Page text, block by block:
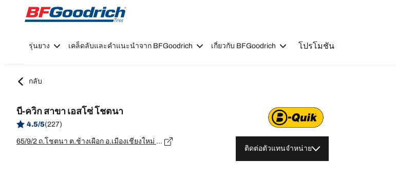
Go to page content
Go to page navigation
รุ่นยาง เคล็ดลับและคำแนะนำจาก BFGoodrich เกี่ยวกับ BFGoodrich โปรโมชัน
กลับ
บี-ควิก สาขา เอสโซ่ โชตนา
4.5/5(227)
65/9/2 ถ.โชตนา ต.ช้างเผือก อ.เมืองเชียงใหม่ จ.เชียงใหม่, เชียงใหม่ - 50200
ติดต่อตัวแทนจำหน่าย